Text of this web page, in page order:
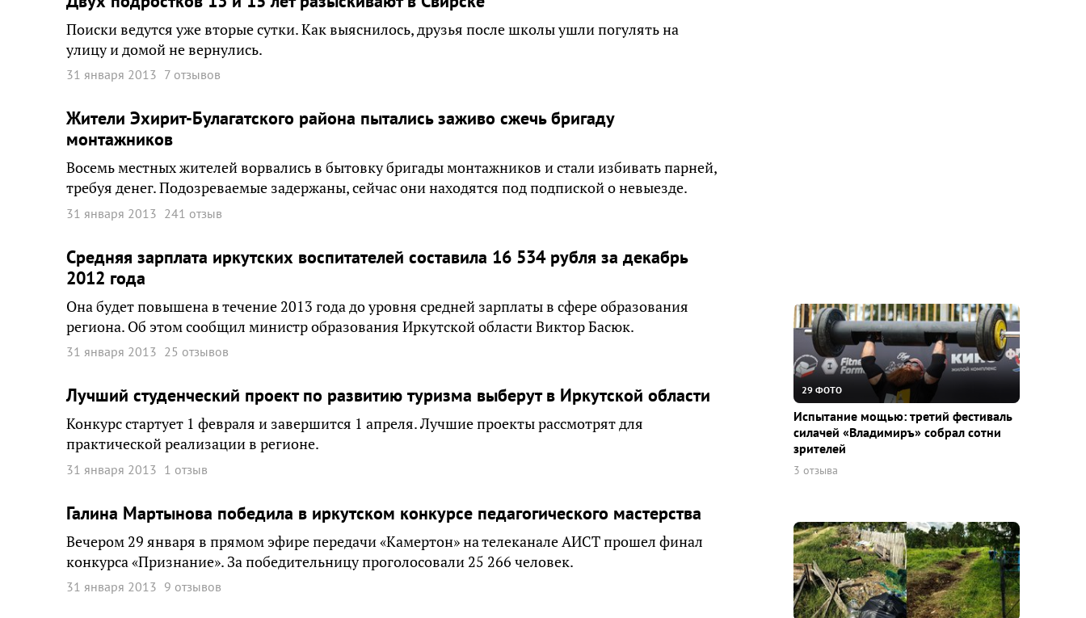
Поиски ведутся уже вторые сутки. Как выяснилось, друзья после школы ушли погулять на
улицу и домой не вернулись.
31 января 2013 7 отзывов
Жители Эхирит-Булагатского района пытались заживо сжечь бригаду
монтажников
Восемь местных жителей ворвались в бытовку бригады монтажников и стали избивать парней,
требуя денег. Подозреваемые задержаны, сейчас они находятся под подпиской о невыезде.
31 января 2013 241 отзыв
Средняя зарплата иркутских воспитателей составила 16 534 рубля за декабрь
2012 года
Она будет повышена в течение 2013 года до уровня средней зарплаты в сфере образования
региона. Об этом сообщил министр образования Иркутской области Виктор Басюк.
31 января 2013 25 отзывов
Лучший студенческий проект по развитию туризма выберут в Иркутской области
Конкурс стартует 1 февраля и завершится 1 апреля. Лучшие проекты рассмотрят для
практической реализации в регионе.
31 января 2013 1 отзыв
Галина Мартынова победила в иркутском конкурсе педагогического мастерства
Вечером 29 января в прямом эфире передачи «Камертон» на телеканале АИСТ прошел финал
конкурса «Признание». За победительницу проголосовали 25 266 человек.
31 января 2013 9 отзывов
29 ФОТО
Испытание мощью: третий фестиваль
силачей «Владимиръ» собрал сотни
зрителей
3 отзыва